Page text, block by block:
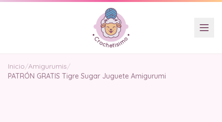
Inicio/Amigurumis/
PATRÓN GRATIS Tigre Sugar Juguete Amigurumi